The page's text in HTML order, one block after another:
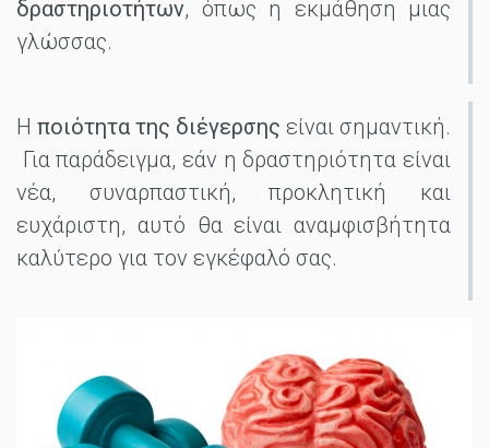
δραστηριοτήτων, όπως η εκμάθηση μιας
γλώσσας.
Η ποιότητα της διέγερσης είναι σημαντική.
Για παράδειγμα, εάν η δραστηριότητα είναι
νέα, συναρπαστική, προκλητική και
ευχάριστη, αυτό θα είναι αναμφισβήτητα
καλύτερο για τον εγκέφαλό σας.